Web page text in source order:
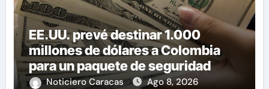
EE.UU. prevé destinar 1.000
millones de dólares a Colombia
para un paquete de seguridad
Noticiero Caracas Ago 8, 2026